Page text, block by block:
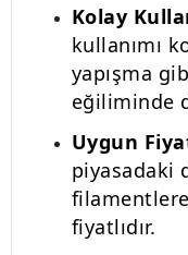
Kolay
kullanımı
yapışma
eğiliminde
Uygun
piyasadaki
fiyatlıdır.